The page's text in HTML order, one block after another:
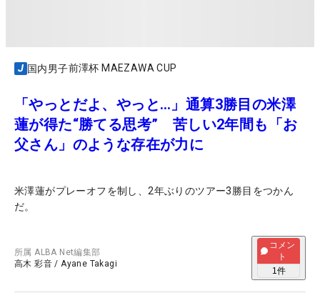
国内男子前澤杯 MAEZAWA CUP
「やっとだよ、やっと…」通算3勝目の米澤
蓮が得た“勝てる思考” 苦しい2年間も「お
父さん」のような存在が力に
米澤蓮がプレーオフを制し、2年ぶりのツアー3勝目をつかん
だ。
所属ALBA Net編集部
高木 彩音 /Ayane Takagi
コメン
ト
1件